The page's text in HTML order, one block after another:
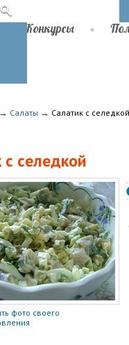
Конкурсы
→ Салаты → Салатик с селедкой
селедкой
фото своего